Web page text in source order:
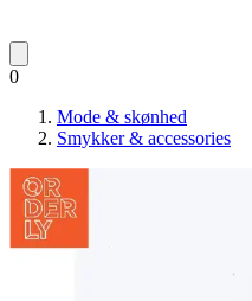
0
Mode & skønhed
Smykker & accessories